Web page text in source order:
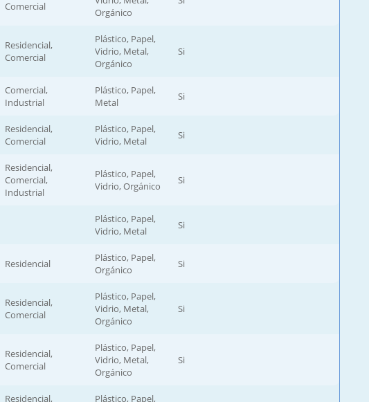
Comercial
Orgánico
Residencial,
Comercial
Plástico, Papel,
Vidrio, Metal,
Orgánico
Si
Comercial,
Industrial
Plástico, Papel,
Metal
Si
Residencial,
Comercial
Plástico, Papel,
Vidrio, Metal
Si
Residencial,
Comercial,
Industrial
Plástico, Papel,
Vidrio, Orgánico
Si
Plástico, Papel,
Vidrio, Metal
Si
Residencial
Plástico, Papel,
Orgánico
Si
Residencial,
Comercial
Plástico, Papel,
Vidrio, Metal,
Orgánico
Si
Residencial,
Comercial
Plástico, Papel,
Vidrio, Metal,
Orgánico
Si
Residencial, Plástico, Papel,